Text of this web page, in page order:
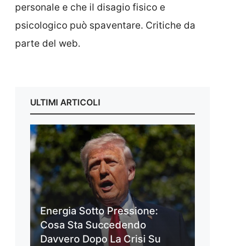
personale e che il disagio fisico e
psicologico può spaventare. Critiche da
parte del web.
ULTIMI ARTICOLI
Energia Sotto Pressione:
Cosa Sta Succedendo
Davvero Dopo La Crisi Su